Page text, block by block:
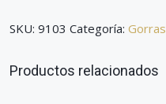
SKU: 9103 Categoría: Gorras
Productos relacionados